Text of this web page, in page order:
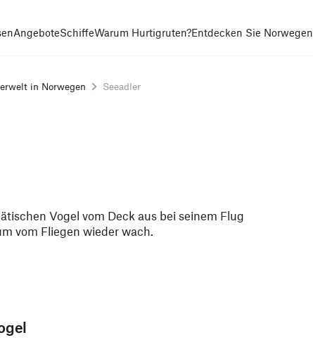
AngeboteSchiffeWarum Hurtigruten?Entdecken Sie Norwegen
in Norwegen Seeadler
Vogel vom Deck aus bei seinem Flug
vom Fliegen wieder wach.